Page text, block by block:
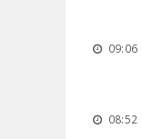
09:06
08:52